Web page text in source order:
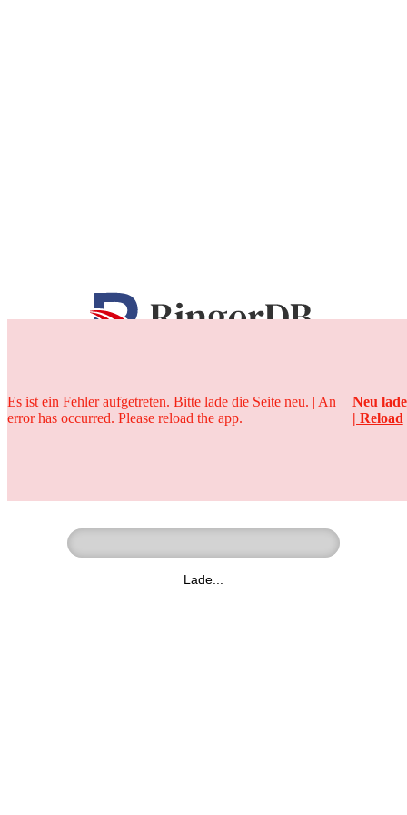
25 Jahre
Lade...
Es ist ein Fehler aufgetreten. Bitte lade die Seite neu. | An
error has occurred. Please reload the app.
Neu
| Reload